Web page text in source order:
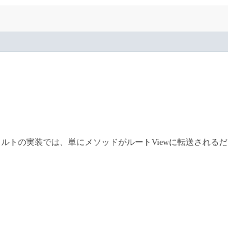
トの実装では、単にメソッドがルートViewに転送されるだ